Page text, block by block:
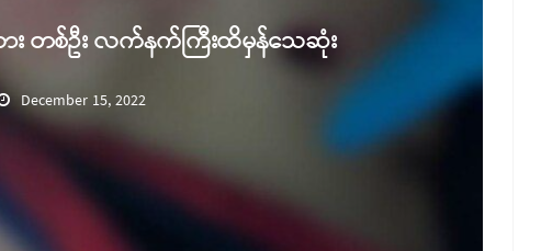
း တစ်ဦး လက်နက်ကြီးထိမှန်သေဆုံး
December 15, 2022